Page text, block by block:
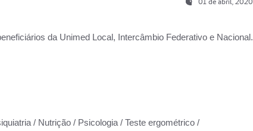
da Unimed Local, Intercâmbio Federativo e Nacional.
/ Nutrição / Psicologia / Teste ergométrico /